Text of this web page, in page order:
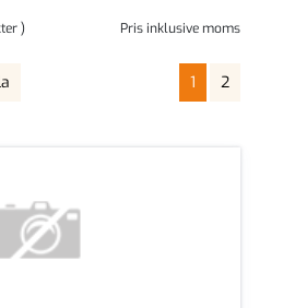
) Pris inklusive moms
1 2